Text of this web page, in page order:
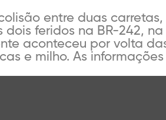
entre duas
dois feridos na BR-242,
aconteceu por volta
e milho. As informações